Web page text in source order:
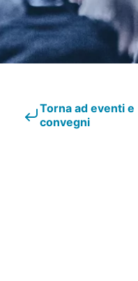
Torna ad eventi e
convegni